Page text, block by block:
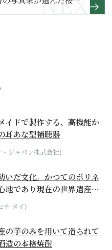
イドで製作する、高機能か
耳あな型補聴器
・ジャパン株式会社)
いだ文化。かつてのポリネ
地であり現在の世界遺産か
...
チ ヌイ)
の芋のみを用いて造られて
造の本格焼酎